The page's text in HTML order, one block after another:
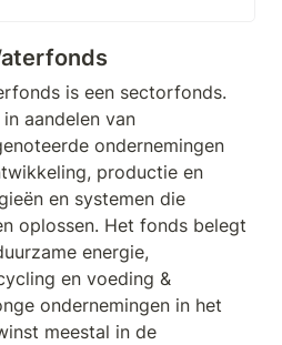
is to
the
is een sectorfonds.
aandelen van
ondernemingen
productie en
en systemen die
oplossen. Het fonds belegt
energie,
en voeding &
ondernemingen in het
meestal in de